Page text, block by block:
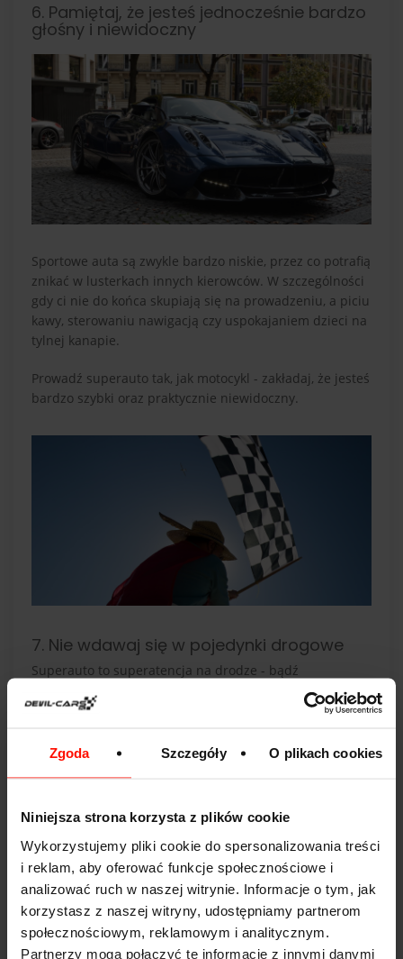
Zgoda Szczegóły O plikach cookies
Niniejsza strona korzysta z plików cookie
Wykorzystujemy pliki cookie do spersonalizowania treści
i reklam, aby oferować funkcje społecznościowe i
analizować ruch w naszej witrynie. Informacje o tym, jak
korzystasz z naszej witryny, udostępniamy partnerom
społecznościowym, reklamowym i analitycznym.
Partnerzy mogą połączyć te informacje z innymi danymi
6. Pamiętaj, że jesteś jednocześnie bardzo
głośny i niewidoczny
Sportowe auta są zwykle bardzo niskie, przez co potrafią
znikać w lusterkach innych kierowców. W szczególności
gdy ci nie do końca skupiają się na prowadzeniu, a piciu
kawy, sterowaniu nawigacją czy uspokajaniem dzieci na
tylnej kanapie.
Prowadź superauto tak, jak motocykl - zakładaj, że jesteś
bardzo szybki oraz praktycznie niewidoczny.
7. Nie wdawaj się w pojedynki drogowe
Superauto to superatencja na drodze - bądź
przygotowany na spojrzenia, fotki przechodniów, a
nawet zachęty do ścigania się na światłach. Wiemy, że i
się pojedynkować.
barierkach, to lamus ze starego BMW okaże się
zwycięzcą, a Ty zostaniesz gwiazdą internetu.
8. Zawsze zakładaj, że ktoś cię nagrywa
Mamy rok 2022, każdy ma aparat i kamerę w telefonie.
Przygotuj się na wiele zdjęć, filmików, TikToków i innych
relacji z udziałem twojego auta.